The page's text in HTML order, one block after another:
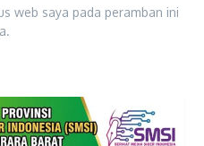
web saya pada peramban ini